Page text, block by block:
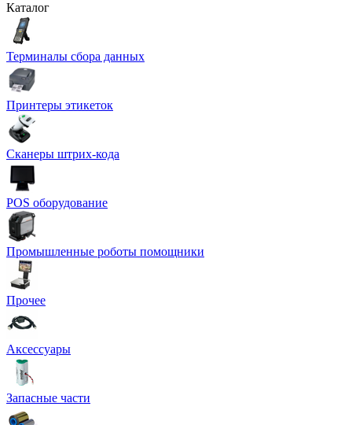
Каталог
Терминалы сбора данных
Принтеры этикеток
Сканеры штрих-кода
POS оборудование
Промышленные роботы помощники
Прочее
Аксессуары
Запасные части